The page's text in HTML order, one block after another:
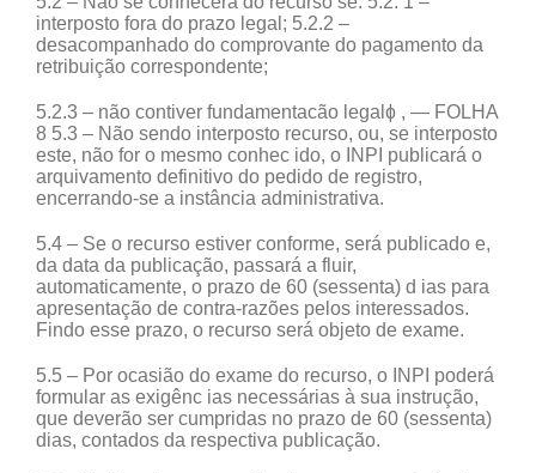
interposto fora do prazo legal; 5.2.2 –
desacompanhado do comprovante do pagamento da
retribuição correspondente;
5.2.3 – não contiver fundamentacão legalɸ , — FOLHA
8 5.3 – Não sendo interposto recurso, ou, se interposto
este, não for o mesmo conhec ido, o INPI publicará o
arquivamento definitivo do pedido de registro,
encerrando-se a instância administrativa.
5.4 – Se o recurso estiver conforme, será publicado e,
da data da publicação, passará a fluir,
automaticamente, o prazo de 60 (sessenta) d ias para
apresentação de contra-razões pelos interessados.
Findo esse prazo, o recurso será objeto de exame.
5.5 – Por ocasião do exame do recurso, o INPI poderá
formular as exigênc ias necessárias à sua instrução,
que deverão ser cumpridas no prazo de 60 (sessenta)
dias, contados da respectiva publicação.